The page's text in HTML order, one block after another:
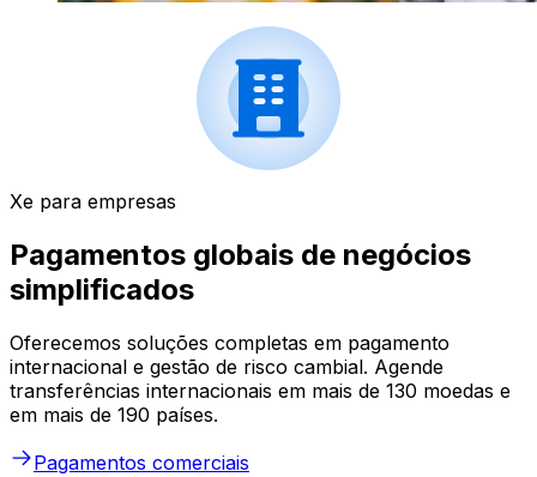
Xe para empresas
Pagamentos globais de negócios
simplificados
Oferecemos soluções completas em pagamento
internacional e gestão de risco cambial. Agende
transferências internacionais em mais de 130 moedas e
em mais de 190 países.
Pagamentos comerciais